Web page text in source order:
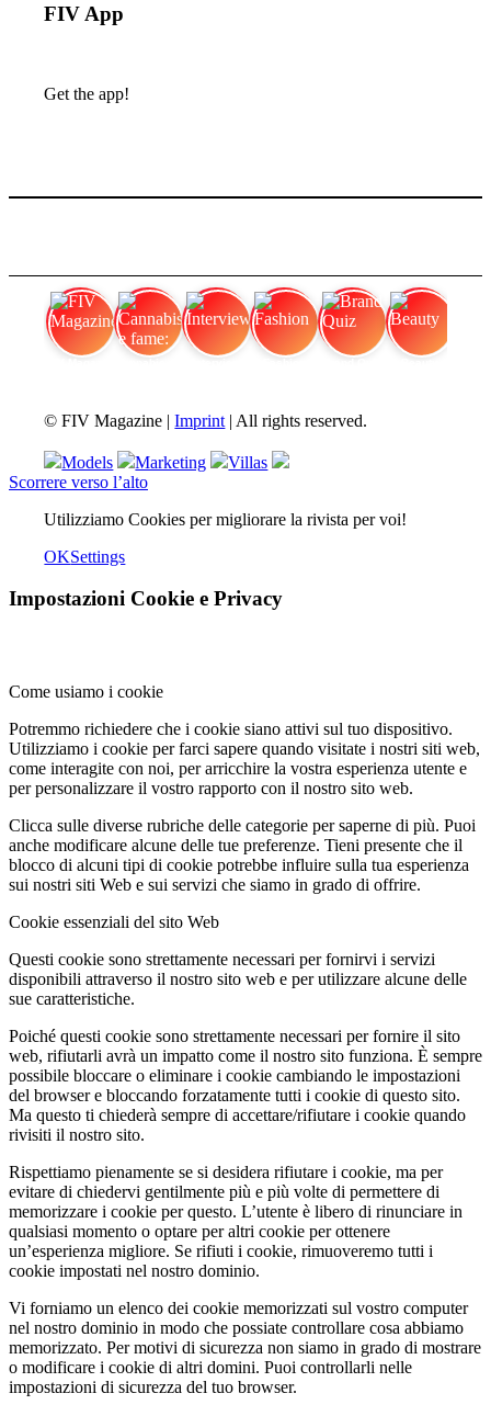
FIV App
Get the app!
© FIV Magazine |Imprint | All rights reserved.
Models Marketing
Villas
Scorrere verso l’alto
Utilizziamo Cookies per migliorare la rivista per voi!
OKSettings
Impostazioni Cookie e Privacy
Come usiamo i cookie
Potremmo richiedere che i cookie siano attivi sul tuo dispositivo.
Utilizziamo i cookie per farci sapere quando visitate i nostri siti web,
come interagite con noi, per arricchire la vostra esperienza utente e
per personalizzare il vostro rapporto con il nostro sito web.
Clicca sulle diverse rubriche delle categorie per saperne di più. Puoi
anche modificare alcune delle tue preferenze. Tieni presente che il
blocco di alcuni tipi di cookie potrebbe influire sulla tua esperienza
sui nostri siti Web e sui servizi che siamo in grado di offrire.
Cookie essenziali del sito Web
Questi cookie sono strettamente necessari per fornirvi i servizi
disponibili attraverso il nostro sito web e per utilizzare alcune delle
sue caratteristiche.
Poiché questi cookie sono strettamente necessari per fornire il sito
web, rifiutarli avrà un impatto come il nostro sito funziona. È sempre
possibile bloccare o eliminare i cookie cambiando le impostazioni
del browser e bloccando forzatamente tutti i cookie di questo sito.
Ma questo ti chiederà sempre di accettare/rifiutare i cookie quando
rivisiti il nostro sito.
Rispettiamo pienamente se si desidera rifiutare i cookie, ma per
evitare di chiedervi gentilmente più e più volte di permettere di
memorizzare i cookie per questo. L’utente è libero di rinunciare in
qualsiasi momento o optare per altri cookie per ottenere
un’esperienza migliore. Se rifiuti i cookie, rimuoveremo tutti i
cookie impostati nel nostro dominio.
Vi forniamo un elenco dei cookie memorizzati sul vostro computer
nel nostro dominio in modo che possiate controllare cosa abbiamo
memorizzato. Per motivi di sicurezza non siamo in grado di mostrare
o modificare i cookie di altri domini. Puoi controllarli nelle
impostazioni di sicurezza del tuo browser.